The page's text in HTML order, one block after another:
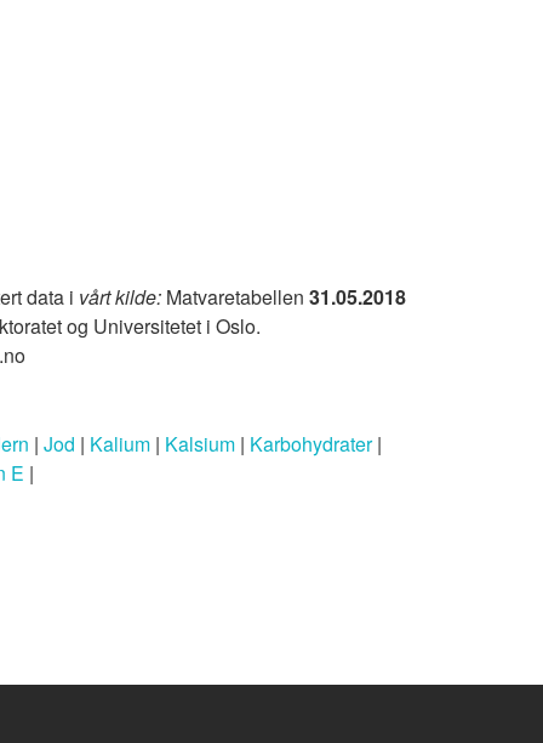
data i vårt kilde: Matvaretabellen 31.05.2018
og Universitetet i Oslo.
| Jod | Kalium | Kalsium | Karbohydrater|
E |